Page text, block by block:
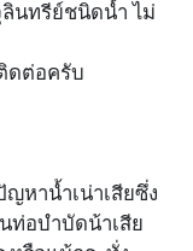
นทรีย์ชนิดนํ้า ไม่
ดต่อครับ
หาน้ำเน่าเสียซึ่ง
ท่อบำบัดน้าเสีย